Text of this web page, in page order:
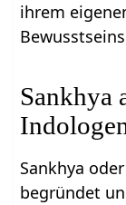
ihrem
Sankhya
Sankhya
begründet